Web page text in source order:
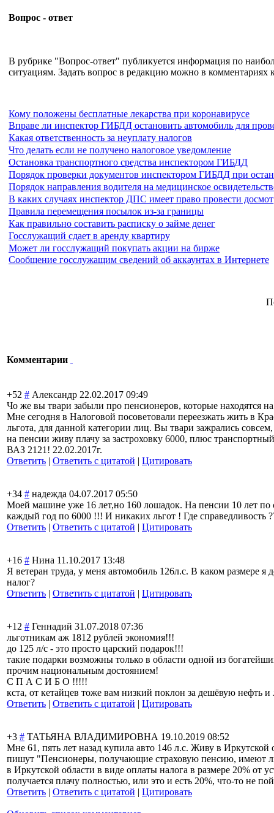
Вопрос - ответ
В рубрике "Вопрос-ответ" публикуется информация по
ситуациям. Задать вопрос в редакцию можно в комментариях
Кому положены бесплатные лекарства при коронавирусе
Вправе ли инспектор ГИБДД остановить автомобиль для
Какая ответственность за неуплату налогов
Что делать если не получено налоговое уведомление
Остановка транспортного средства инспектором ГИБДД
Порядок проверки документов инспектором ГИБДД при
Порядок направления водителя на медицинское
В каких случаях инспектор ДПС имеет право провести
Правила перемещения посылок из-за границы
Как правильно составить расписку о займе денег
Госслужащий сдает в аренду квартиру
Может ли госслужащий покупать акции на бирже
Сообщение госслужащим сведений об аккаунтах в Интернете
Комментарии
+52 # Александр 22.02.2017 09:49
Чо же вы твари забыли про пенсионеров, которые находятся
Мне сегодня в Налоговой посоветовали переезжать жить в
льгота, для данной категории лиц. Вы твари зажрались
на пенсии живу плачу за застроховку 6000, плюс
ВАЗ 2121! 22.02.2017г.
Ответить | Ответить с цитатой | Цитировать
+34 # надежда 04.07.2017 05:50
Моей машине уже 16 лет,но 160 лошадок. На пенсии 10 лет по
каждый год по 6000 !!! И никаких льгот ! Где справедливость
Ответить | Ответить с цитатой | Цитировать
+16 # Нина 11.10.2017 13:48
Я ветеран труда, у меня автомобиль 126л.с. В каком размере я
налог?
Ответить | Ответить с цитатой | Цитировать
+12 # Геннадий 31.07.2018 07:36
льготникам аж 1812 рублей экономия!!!
до 125 л/с - это просто царский подарок!!!
такие подарки возможны только в области одной из
прочим национальным достоянием!
С П А С И Б О !!!!!
кста, от кетайцев тоже вам низкий поклон за дешёвую нефть и
Ответить | Ответить с цитатой | Цитировать
+3 # ТАТЬЯНА ВЛАДИМИРОВНА 19.10.2019 08:52
Мне 61, пять лет назад купила авто 146 л.с. Живу в Иркутской
пишут "Пенсионеры, получающие страховую пенсию, имеют
в Иркутской области в виде оплаты налога в размере 20% от
получается плачу полностью, или это и есть 20%, что-то не
Ответить | Ответить с цитатой | Цитировать